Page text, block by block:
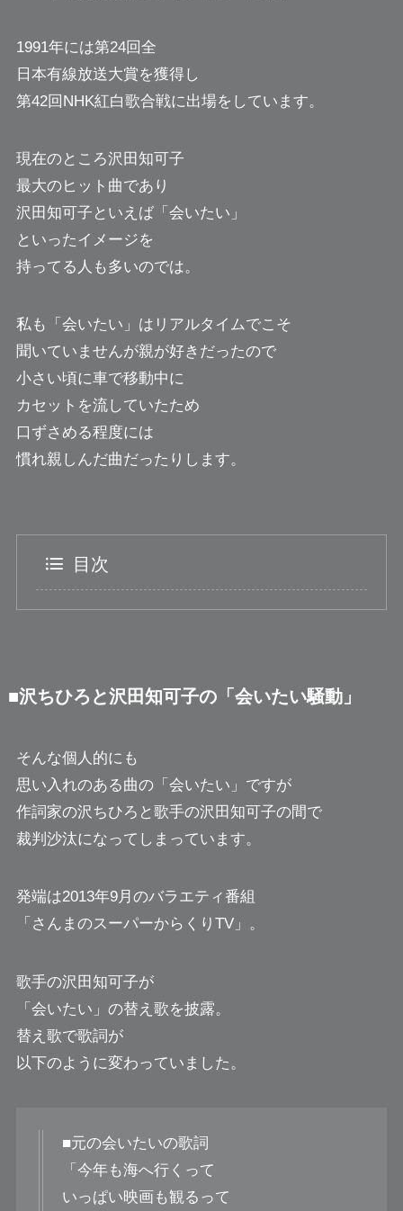
1991年には第24回全
日本有線放送大賞を獲得し
第42回NHK紅白歌合戦に出場をしています。
現在のところ沢田知可子
最大のヒット曲であり
沢田知可子といえば「会いたい」
といったイメージを
持ってる人も多いのでは。
私も「会いたい」はリアルタイムでこそ
聞いていませんが親が好きだったので
小さい頃に車で移動中に
カセットを流していたため
口ずさめる程度には
慣れ親しんだ曲だったりします。
目次
■沢ちひろと沢田知可子の「会いたい騒動」
そんな個人的にも
思い入れのある曲の「会いたい」ですが
作詞家の沢ちひろと歌手の沢田知可子の間で
裁判沙汰になってしまっています。
発端は2013年9月のバラエティ番組
「さんまのスーパーからくりTV」。
歌手の沢田知可子が
「会いたい」の替え歌を披露。
替え歌で歌詞が
以下のように変わっていました。
■元の会いたいの歌詞
「今年も海へ行くって
いっぱい映画も観るって